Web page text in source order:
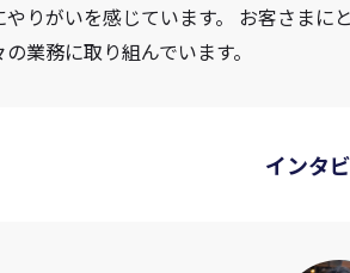
りがいを感じています。 お客さまに
業務に取り組んでいます。
インタ